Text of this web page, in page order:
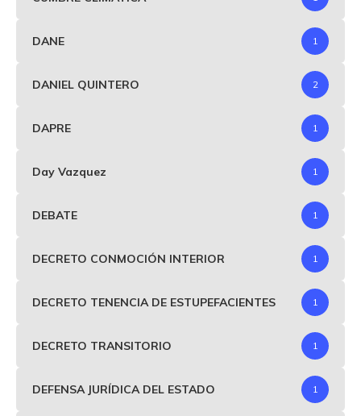
DANE 1
DANIEL QUINTERO 2
DAPRE 1
Day Vazquez 1
DEBATE 1
DECRETO CONMOCIÓN INTERIOR 1
DECRETO TENENCIA DE ESTUPEFACIENTES 1
DECRETO TRANSITORIO 1
DEFENSA JURÍDICA DEL ESTADO 1